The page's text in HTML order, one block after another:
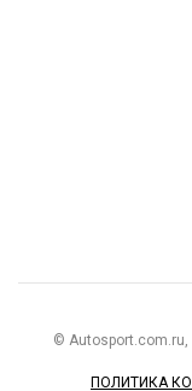
© Autosport.com.ru,
ПОЛИТИКА